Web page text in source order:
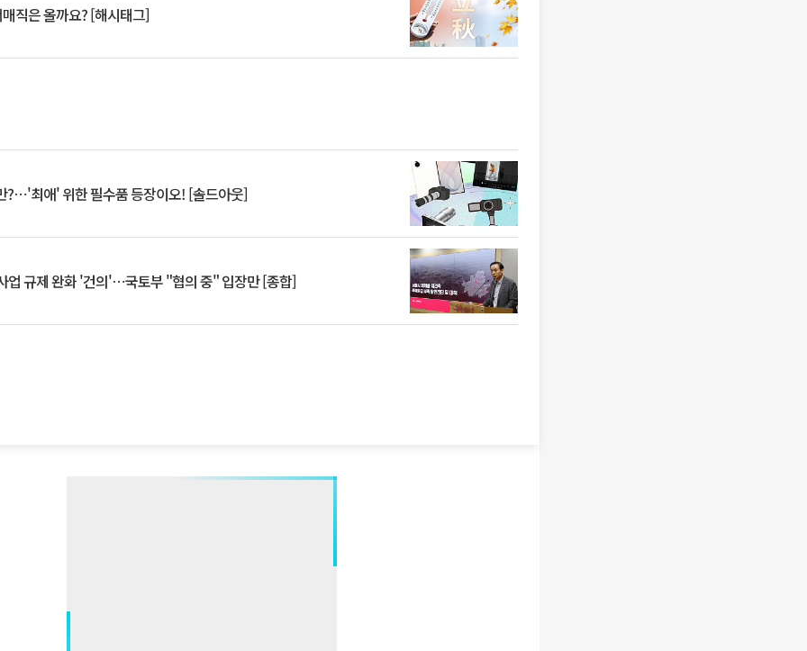
직은 올까요? [해시태그]
?⋯'최애' 위한 필수품 등장이오! [솔드아웃]
업 규제 완화 '건의'⋯국토부 "협의 중" 입장만 [종합]